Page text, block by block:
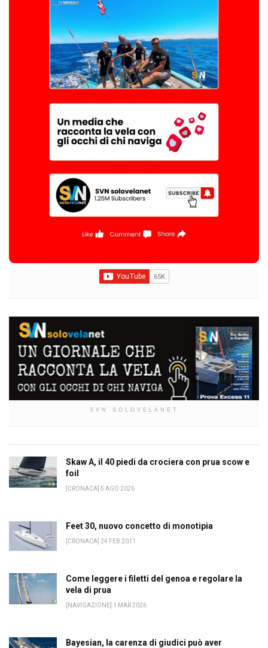
SVN SOLOVELANET
Skaw A, il 40 piedi da crociera con prua scow e
foil
[CRONACA] 5 AGO 2026
Feet 30, nuovo concetto di monotipia
[CRONACA] 24 FEB 2011
Come leggere i filetti del genoa e regolare la
vela di prua
[NAVIGAZIONE] 1 MAR 2026
Bayesian, la carenza di giudici può aver